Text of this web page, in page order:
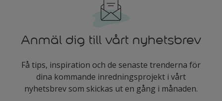
Anmäl dig till vårt nyhetsbrev
Få tips, inspiration och de senaste trenderna för
dina kommande inredningsprojekt i vårt
nyhetsbrev som skickas ut en gång i månaden.